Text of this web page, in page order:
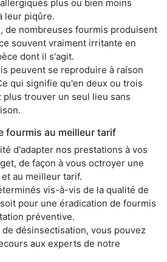
plus ou bien moins
leur piqûre.
de nombreuses fourmis produisent
souvent vraiment irritante en
dont il s'agit.
peuvent se reproduire à raison
qui signifie qu'en deux ou trois
trouver un seul lieu sans
fourmis au meilleur tarif
d'adapter nos prestations à vos
de façon à vous octroyer une
au meilleur tarif.
vis-à-vis de la qualité de
pour une éradication de fourmis
préventive.
désinsectisation, vous pouvez
aux experts de notre